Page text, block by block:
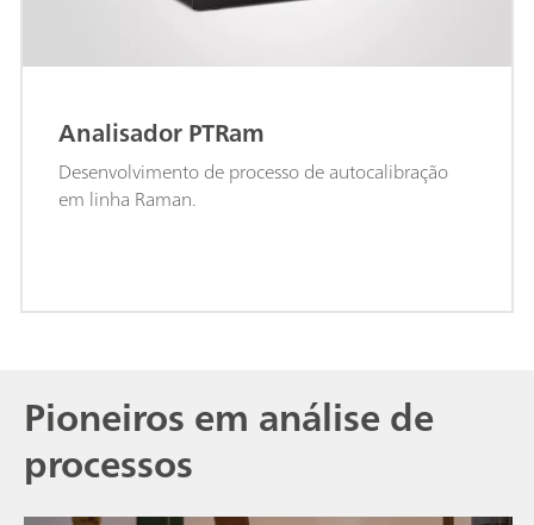
Analisador PTRam
Desenvolvimento de processo de autocalibração
em linha Raman.
Pioneiros em análise de
processos